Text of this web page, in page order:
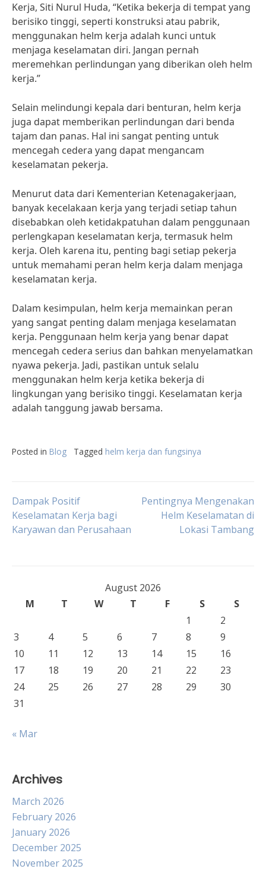
Kerja, Siti Nurul Huda, “Ketika bekerja di tempat yang
berisiko tinggi, seperti konstruksi atau pabrik,
menggunakan helm kerja adalah kunci untuk
menjaga keselamatan diri. Jangan pernah
meremehkan perlindungan yang diberikan oleh helm
kerja.”
Selain melindungi kepala dari benturan, helm kerja
juga dapat memberikan perlindungan dari benda
tajam dan panas. Hal ini sangat penting untuk
mencegah cedera yang dapat mengancam
keselamatan pekerja.
Menurut data dari Kementerian Ketenagakerjaan,
banyak kecelakaan kerja yang terjadi setiap tahun
disebabkan oleh ketidakpatuhan dalam penggunaan
perlengkapan keselamatan kerja, termasuk helm
kerja. Oleh karena itu, penting bagi setiap pekerja
untuk memahami peran helm kerja dalam menjaga
keselamatan kerja.
Dalam kesimpulan, helm kerja memainkan peran
yang sangat penting dalam menjaga keselamatan
kerja. Penggunaan helm kerja yang benar dapat
mencegah cedera serius dan bahkan menyelamatkan
nyawa pekerja. Jadi, pastikan untuk selalu
menggunakan helm kerja ketika bekerja di
lingkungan yang berisiko tinggi. Keselamatan kerja
adalah tanggung jawab bersama.
Posted in Blog Tagged helm kerja dan fungsinya
Post
navigation
Dampak Positif
Keselamatan Kerja bagi
Karyawan dan Perusahaan
Pentingnya Mengenakan
Helm Keselamatan di
Lokasi Tambang
August 2026
M
T W T F S
S
1
2
3
4 5 6 7 8
9
10
11 12 13 14 15
16
17
18 19 20 21 22
23
24
25 26 27 28 29
30
31
« Mar
Archives
March 2026
February 2026
January 2026
December 2025
November 2025